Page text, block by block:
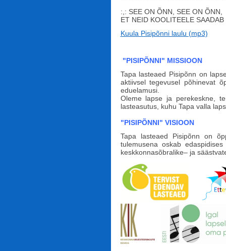
:,: SEE ON ÕNN, SEE ON ÕNN,
ET NEID KOOLITEELE
Kuula Pisipõnni laulu (mp3)
"PISIPÕNNI" MISSIOON
Tapa lasteaed Pisipõnn on
aktiivsel tegevusel põhinevat
eduelamusi.
Oleme lapse ja perekeskne,
lasteasutus, kuhu Tapa valla
"PISIPÕNNI" VISIOON
Tapa lasteaed Pisipõnn on
tulemusena oskab
keskkonnasõbralike– ja